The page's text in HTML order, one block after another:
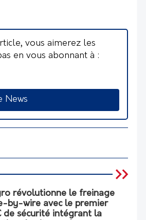
vous aimerez les
en vous abonnant à :
News
révolutionne le freinage
by-wire avec le premier
de sécurité intégrant la